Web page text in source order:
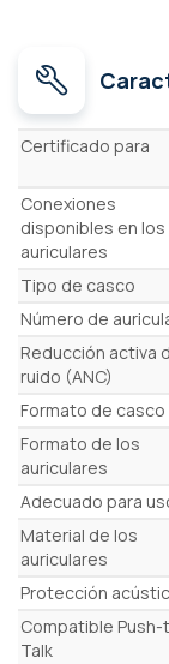
Características
Certificado para
Conexiones
disponibles en los
auriculares
Tipo de casco
Número de
Reducción activa
ruido (ANC)
Formato de casco
Formato de los
auriculares
Adecuado para
Material de los
auriculares
Protección
Compatible
Talk